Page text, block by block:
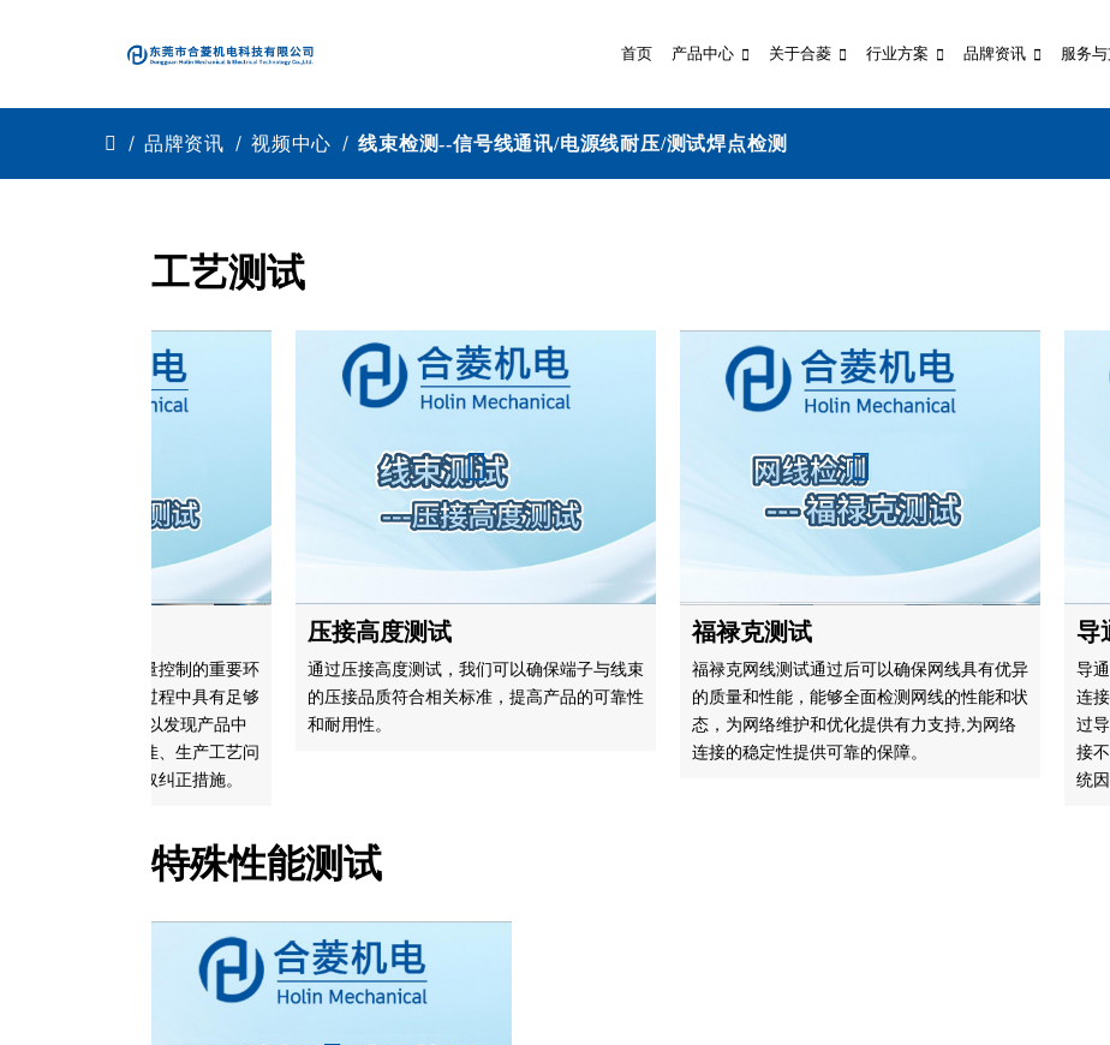
首页 产品中心 关于合菱 行业方案 品牌资讯 服务
品牌资讯 视频中心 线束检测--信号线通讯/电源线耐压/测试焊点检测
工艺测试
品生产过程中质量控制的重要环
产品在实际使用过程中具有足够
过拉力测试，可以发现产品中
如原材料质量不佳、生产工艺问
等，从而及时采取纠正措施。
压接高度测试
通过压接高度测试，我们可以确保端子与线束
的压接品质符合相关标准，提高产品的可靠性
和耐用性。
福禄克测试
福禄克网线测试通过后可以确保网线具有优异
的质量和性能，能够全面检测网线的性能和状
态，为网络维护和优化提供有力支持,为网络
连接的稳定性提供可靠的保障。
导
导通
连接
过导
接不
统因
特殊性能测试